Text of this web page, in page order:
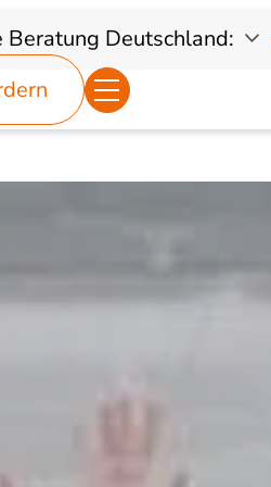
Beratung Deutschland: